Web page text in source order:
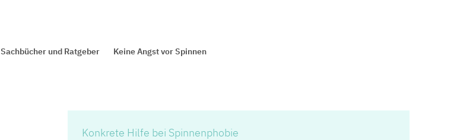
Sachbücher und Ratgeber Keine Angst vor Spinnen
Konkrete Hilfe bei Spinnenphobie